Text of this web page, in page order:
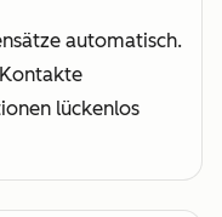
automatisch.
lückenlos